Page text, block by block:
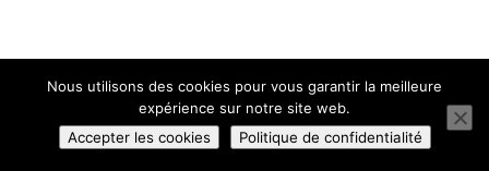
Nous utilisons des cookies pour vous garantir la meilleure
expérience sur notre site web.
Accepter les cookies
Politique de confidentialité